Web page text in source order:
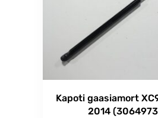
Kapoti gaasiamort
2014